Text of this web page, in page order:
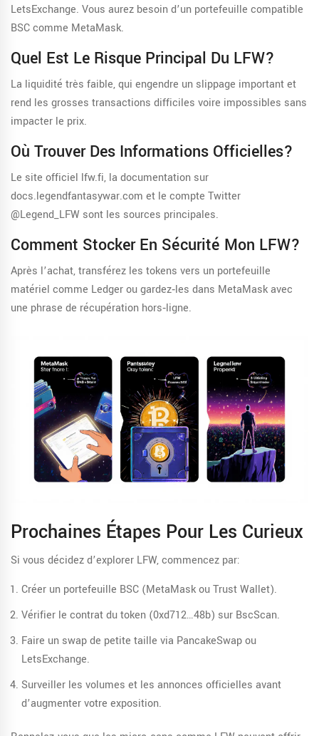
LetsExchange. Vous aurez besoin d’un portefeuille compatible
BSC comme MetaMask.
Quel Est Le Risque Principal Du LFW?
La liquidité très faible, qui engendre un slippage important et
rend les grosses transactions difficiles voire impossibles sans
impacter le prix.
Où Trouver Des Informations Officielles?
Le site officiel lfw.fi, la documentation sur
docs.legendfantasywar.com et le compte Twitter
@Legend_LFW sont les sources principales.
Comment Stocker En Sécurité Mon LFW?
Après l’achat, transférez les tokens vers un portefeuille
matériel comme Ledger ou gardez‑les dans MetaMask avec
une phrase de récupération hors‑ligne.
Prochaines Étapes Pour Les Curieux
Si vous décidez d’explorer LFW, commencez par:
Créer un portefeuille BSC (MetaMask ou Trust Wallet).
Vérifier le contrat du token (0xd712…48b) sur BscScan.
Faire un swap de petite taille via PancakeSwap ou
LetsExchange.
Surveiller les volumes et les annonces officielles avant
d’augmenter votre exposition.